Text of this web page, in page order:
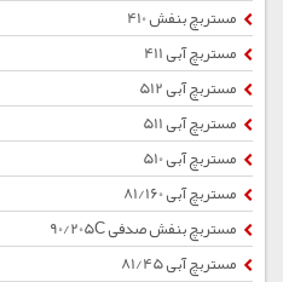
مستربچ بنفش 410
مستربچ آبی 411
مستربچ آبی 512
مستربچ آبی 511
مستربچ آبی 510
مستربچ آبی 81/160
مستربچ بنفش صدفی 90/205C
مستربچ آبی 81/45